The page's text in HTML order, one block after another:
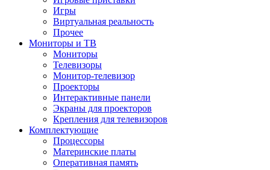
Игры
Виртуальная реальность
Прочее
Мониторы и ТВ
Мониторы
Телевизоры
Монитор-телевизор
Проекторы
Интерактивные панели
Экраны для проекторов
Крепления для телевизоров
Комплектующие
Процессоры
Материнские платы
Оперативная память